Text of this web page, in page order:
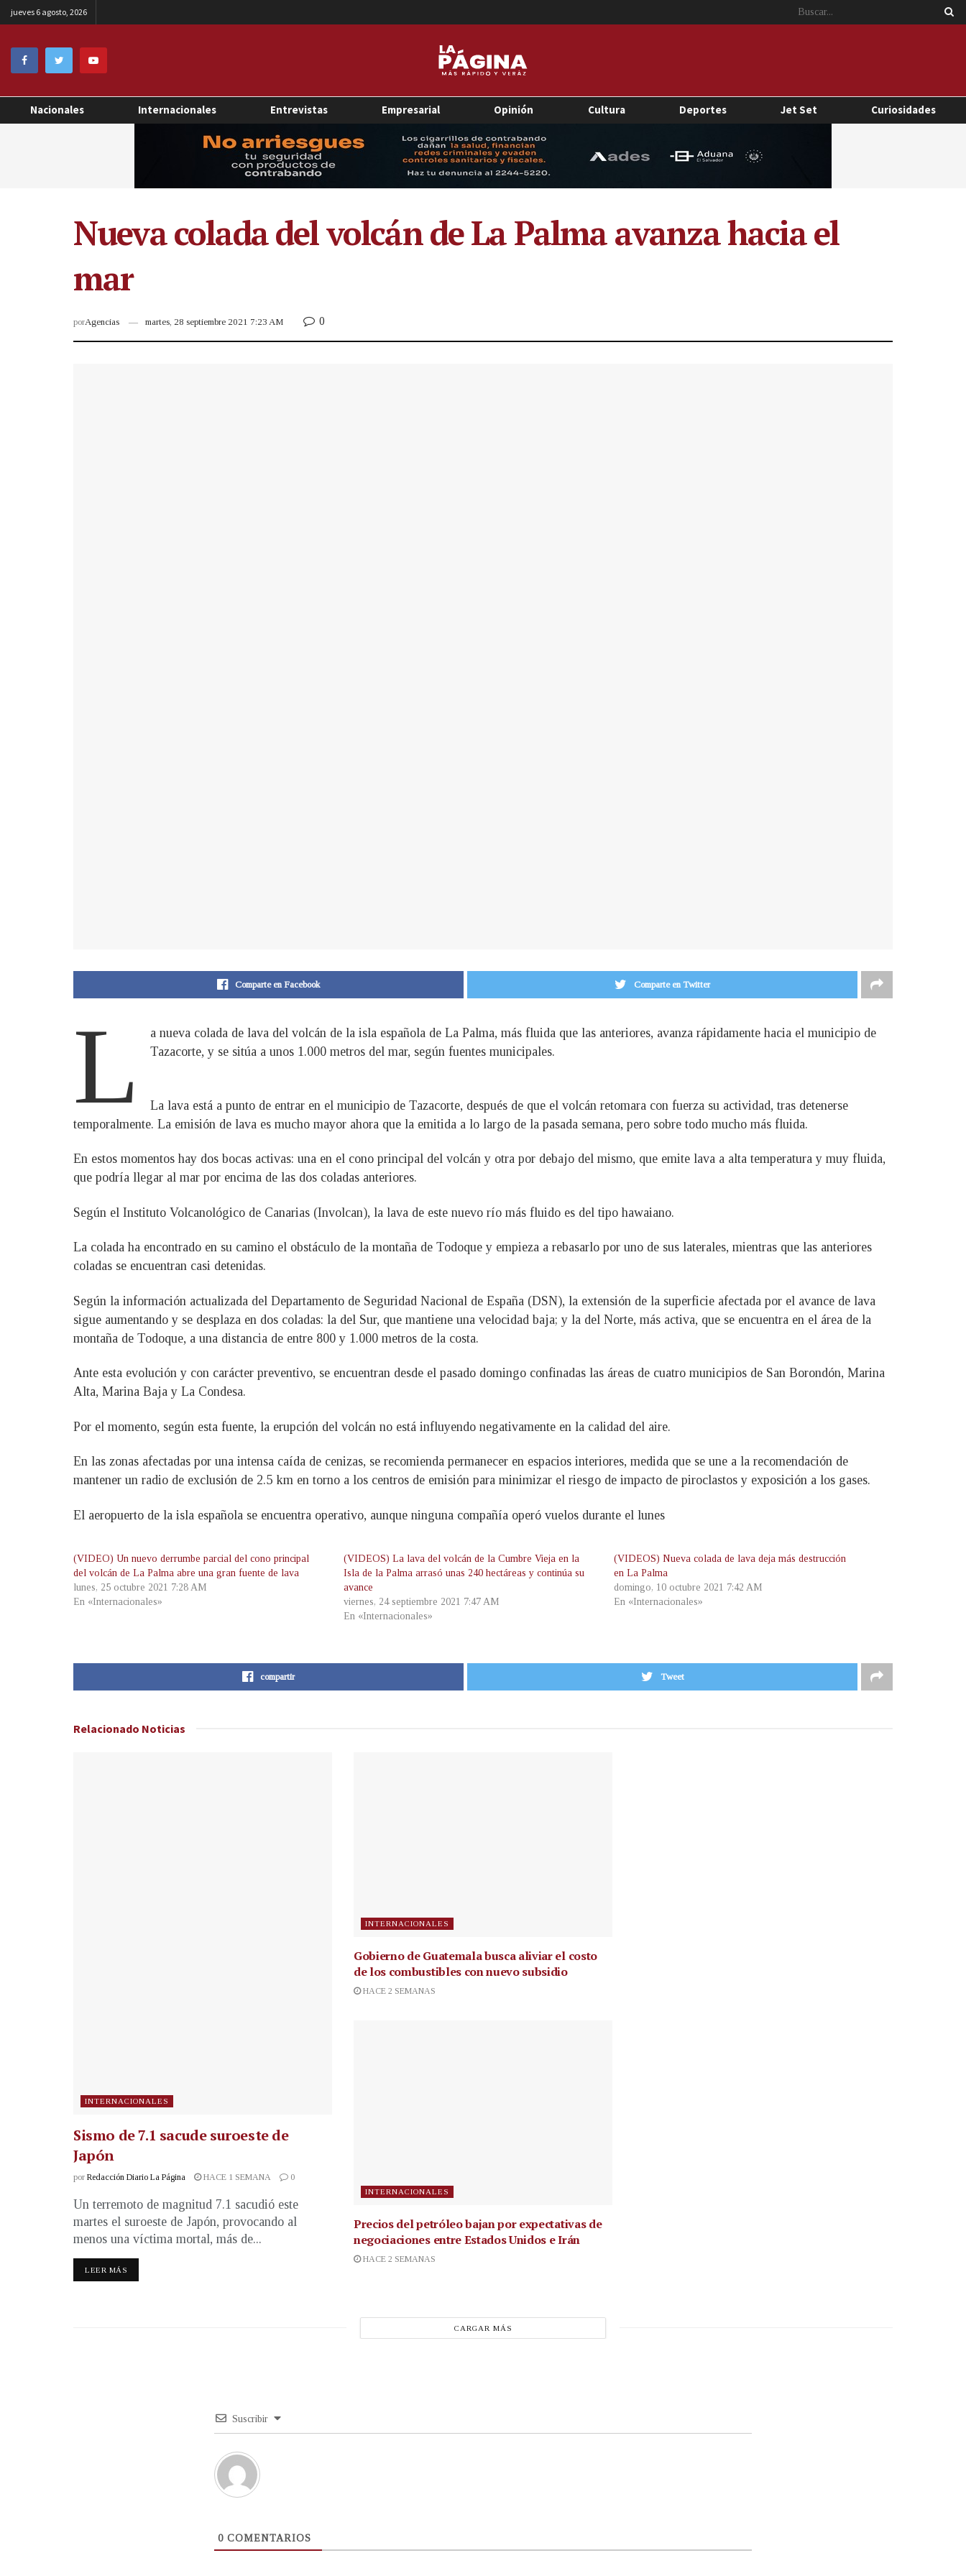
jueves 6 agosto, 2026
Nacionales Internacionales Entrevistas Empresarial Opinión Cultura Deportes Jet Set Curiosidades
Nueva colada del volcán de La Palma avanza hacia el
mar
porAgencias martes, 28 septiembre 2021 7:23 AM 0
Comparte en Facebook Comparte en Twitter
L
a nueva colada de lava del volcán de la isla española de La Palma, más fluida que las anteriores, avanza rápidamente hacia el municipio de
Tazacorte, y se sitúa a unos 1.000 metros del mar, según fuentes municipales.
La lava está a punto de entrar en el municipio de Tazacorte, después de que el volcán retomara con fuerza su actividad, tras detenerse
temporalmente. La emisión de lava es mucho mayor ahora que la emitida a lo largo de la pasada semana, pero sobre todo mucho más fluida.
En estos momentos hay dos bocas activas: una en el cono principal del volcán y otra por debajo del mismo, que emite lava a alta temperatura y muy fluida,
que podría llegar al mar por encima de las dos coladas anteriores.
Según el Instituto Volcanológico de Canarias (Involcan), la lava de este nuevo río más fluido es del tipo hawaiano.
La colada ha encontrado en su camino el obstáculo de la montaña de Todoque y empieza a rebasarlo por uno de sus laterales, mientras que las anteriores
coladas se encuentran casi detenidas.
Según la información actualizada del Departamento de Seguridad Nacional de España (DSN), la extensión de la superficie afectada por el avance de lava
sigue aumentando y se desplaza en dos coladas: la del Sur, que mantiene una velocidad baja; y la del Norte, más activa, que se encuentra en el área de la
montaña de Todoque, a una distancia de entre 800 y 1.000 metros de la costa.
Ante esta evolución y con carácter preventivo, se encuentran desde el pasado domingo confinadas las áreas de cuatro municipios de San Borondón, Marina
Alta, Marina Baja y La Condesa.
Por el momento, según esta fuente, la erupción del volcán no está influyendo negativamente en la calidad del aire.
En las zonas afectadas por una intensa caída de cenizas, se recomienda permanecer en espacios interiores, medida que se une a la recomendación de
mantener un radio de exclusión de 2.5 km en torno a los centros de emisión para minimizar el riesgo de impacto de piroclastos y exposición a los gases.
El aeropuerto de la isla española se encuentra operativo, aunque ninguna compañía operó vuelos durante el lunes
(VIDEO) Un nuevo derrumbe parcial del cono principal
del volcán de La Palma abre una gran fuente de lava
lunes, 25 octubre 2021 7:28 AM
En «Internacionales»
(VIDEOS) La lava del volcán de la Cumbre Vieja en la
Isla de la Palma arrasó unas 240 hectáreas y continúa su
avance
viernes, 24 septiembre 2021 7:47 AM
En «Internacionales»
(VIDEOS) Nueva colada de lava deja más destrucción
en La Palma
domingo, 10 octubre 2021 7:42 AM
En «Internacionales»
compartir Tweet
Relacionado Noticias
INTERNACIONALES
Sismo de 7.1 sacude suroeste de
Japón
por Redacción Diario La Página HACE 1 SEMANA 0
Un terremoto de magnitud 7.1 sacudió este
martes el suroeste de Japón, provocando al
menos una víctima mortal, más de...
LEER MÁS
INTERNACIONALES
Gobierno de Guatemala busca aliviar el costo
de los combustibles con nuevo subsidio
HACE 2 SEMANAS
INTERNACIONALES
Precios del petróleo bajan por expectativas de
negociaciones entre Estados Unidos e Irán
HACE 2 SEMANAS
CARGAR MÁS
Suscribir
0 COMENTARIOS